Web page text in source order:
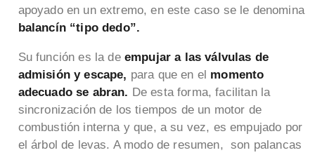
apoyado en un extremo, en este caso se le denomina
balancín “tipo dedo”.
Su función es la deempujar a las válvulas de
admisión y escape, para que en el momento
adecuado se abran. De esta forma, facilitan la
sincronización de los tiempos de un motor de
combustión interna y que, a su vez, es empujado por
el árbol de levas. A modo de resumen, son palancas